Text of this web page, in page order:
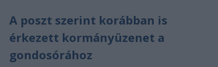
A poszt szerint korábban is
érkezett kormányüzenet a
gondosórához